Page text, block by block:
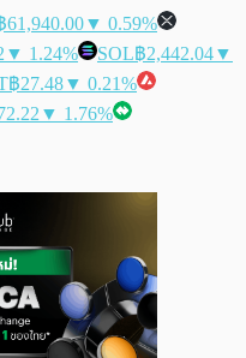
61,940.00▼ 0.59%
▼ 1.24% SOL฿2,442.04▼
฿27.48▼ 0.21%
▼ 1.76%